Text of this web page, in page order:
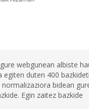
webgunean albiste
egiten duten 400
normalizaziora bidean
Egin zaitez bazkide